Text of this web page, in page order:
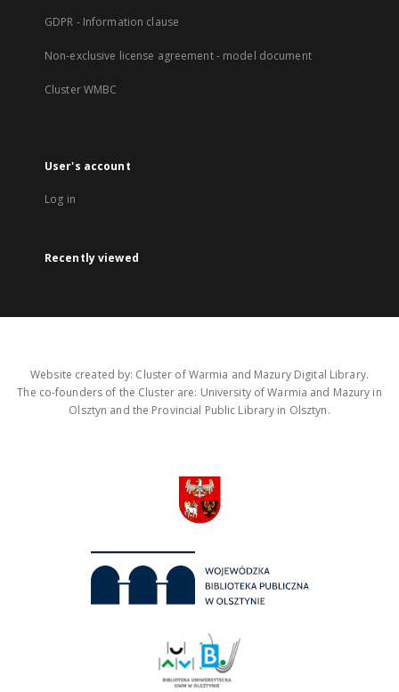
GDPR - Information clause
Non-exclusive license agreement - model document
Cluster WMBC
User's account
Log in
Recently viewed
Website created by: Cluster of Warmia and Mazury Digital Library.
The co-founders of the Cluster are: University of Warmia and Mazury in
Olsztyn and the Provincial Public Library in Olsztyn.